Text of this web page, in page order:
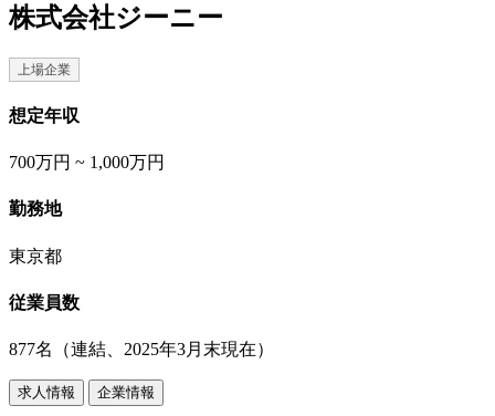
株式会社ジーニー
上場企業
想定年収
700万円 ~ 1,000万円
勤務地
東京都
従業員数
877名（連結、2025年3月末現在）
求人情報 企業情報